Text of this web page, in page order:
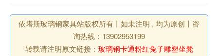
依塔斯玻璃钢家具站版权所有丨如未注明 , 均为原创丨咨
询热线：13902953199
转载请注明原文链接： 玻璃钢卡通粉红兔子雕塑坐凳